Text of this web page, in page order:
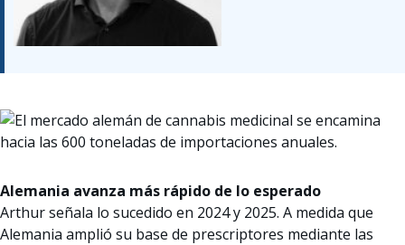
Alemania avanza más rápido de lo esperado
Arthur señala lo sucedido en 2024 y 2025. A medida que
Alemania amplió su base de prescriptores mediante las